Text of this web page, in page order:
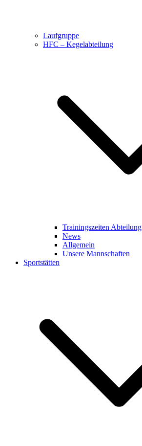
Laufgruppe
HFC – Kegelabteilung
Trainingszeiten
News
Allgemein
Unsere Mannschaften
Sportstätten